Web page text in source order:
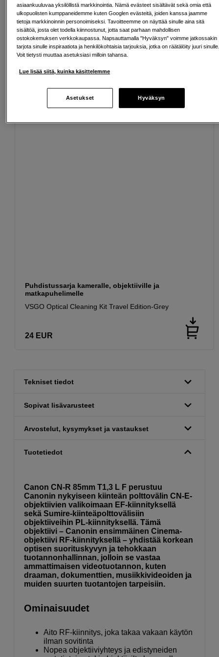
Ilmainen toimitus yli 200 EUR ostoksille
Osta nyt ja maksa myöhemmin
Sopivat lisävarusteet Näytä lisää
Puhdistussarja kameralle, objektiiville ja
matkapuhelimelle
VSGO Optical Cleaning Kit Travel Edition-Grey
24 EUR
Tekniset tiedot
Sopivat lisävarusteet
Arvostelut, kysymykset ja vastaukset
Tuotetiedot
Canon CN-R 85mm T1,3 L F perustuu
Canonin nykyiseen kiinteän polttovälin CN-E-
objektiivien valikoimaan EF-kiinnityksellä
sekä Sumire-kiinteäpolttovälisiin
objektiiveihin PL-kiinnityksellä. Tämä
objektiivi – Canonin ensimmäinen Cinema-
objektiivi RF-kiinnityksellä – yhdistää korkean
optisen suorituskyvyn ja tehokkaan
tuotannonhallinnan, jolloin se vastaa
ammattimaisen videotuotannon, kuten
draaman, dokumenttien, musiikkivideoiden ja
muiden suurten tuotantojen tarpeisiin.
Ominaisuudet
Aito RF-kiinnitys, joka takaa vakaan käytön
ilman sovitinta
Nopea objektiiviyhteys ja edistyneiden
asiaankuuluvaa yksilöllistä markkinointia. Nämä evästeet sisältävät sekä omia että
ulkopuolisten kumppaneidemme kuten Googlen evästeitä, joiden kanssa jaamme
tietoja markkinoinnin personoimiseksi. Tavoitteemme on näyttää sinulle aina sitä
sisältöä, josta olet todella kiinnostunut, jotta saat parhaan mahdollisen
ostokokemuksen verkkokaupassa. Napsauttamalla "Hyväksyn" voimme jatkossakin
tarjota sinulle inspiraatiota ja henkilökohtaisia tarjouksia, jotka on räätälöity juuri
Voit tietysti muuttaa asetuksiasi milloin tahansa.
Lue lisää siitä, kuinka käsittelemme
Asetukset Hyväksyn